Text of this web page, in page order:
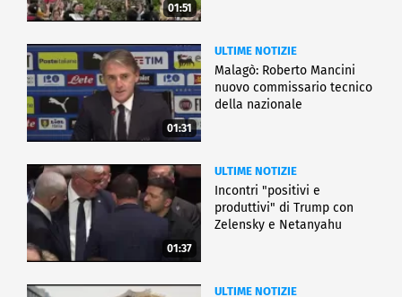
01:51
01:31
ULTIME NOTIZIE
Malagò: Roberto Mancini
nuovo commissario tecnico
della nazionale
01:37
ULTIME NOTIZIE
Incontri "positivi e
produttivi" di Trump con
Zelensky e Netanyahu
ULTIME NOTIZIE